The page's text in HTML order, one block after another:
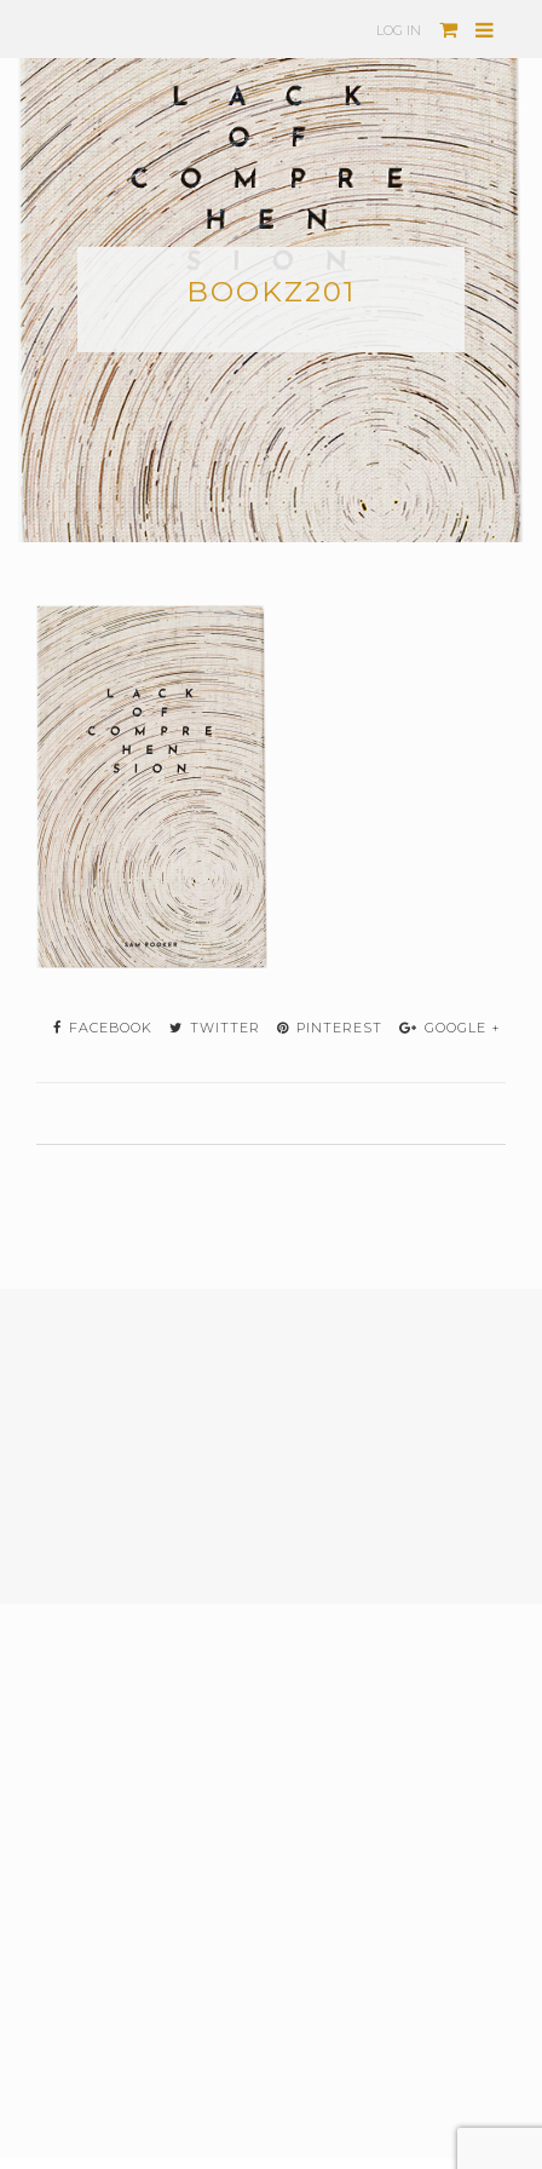
LOG IN
BOOKZ201
FACEBOOK TWITTER PINTEREST GOOGLE +